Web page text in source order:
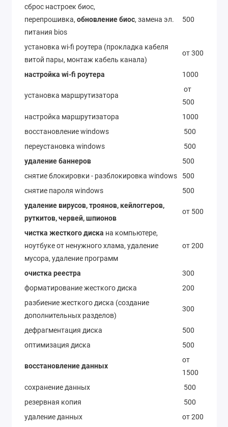
сброс настроек биос,
перепрошивка, обновление биос, замена эл.
питания bios
500
установка wi-fi роутера (прокладка кабеля
витой пары, монтаж кабель канала)
от 300
настройка wi-fi роутера 1000
установка маршрутизатора
от
500
настройка маршрутизатора
1000
восстановление windows
500
переустановка windows
500
удаление баннеров
500
снятие блокировки - разблокировка windows
500
снятие пароля windows
500
удаление вирусов, троянов, кейлоггеров,
руткитов, червей, шпионов
от 500
чистка жесткого диска на компьютере,
ноутбуке от ненужного хлама, удаление
мусора, удаление программ
от 200
очистка реестра
300
форматирование жесткого диска
200
разбиение жесткого диска (создание
дополнительных разделов)
300
дефрагментация диска
500
оптимизация диска
500
восстановление данных
от
1500
сохранение данных
500
резервная копия
500
удаление данных
от 200